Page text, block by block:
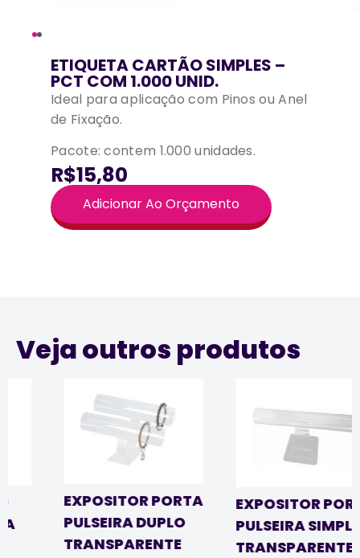
ETIQUETA CARTÃO SIMPLES –
PCT COM 1.000 UNID.
Ideal para aplicação com Pinos ou Anel
de Fixação.
Pacote: contem 1.000 unidades.
R$15,80
Adicionar Ao Orçamento
Veja outros produtos
EXPOSITOR PORTA
PULSEIRA DUPLO
TRANSPARENTE
EXPOSITOR PORTA
PULSEIRA SIMPLES
TRANSPARENTE